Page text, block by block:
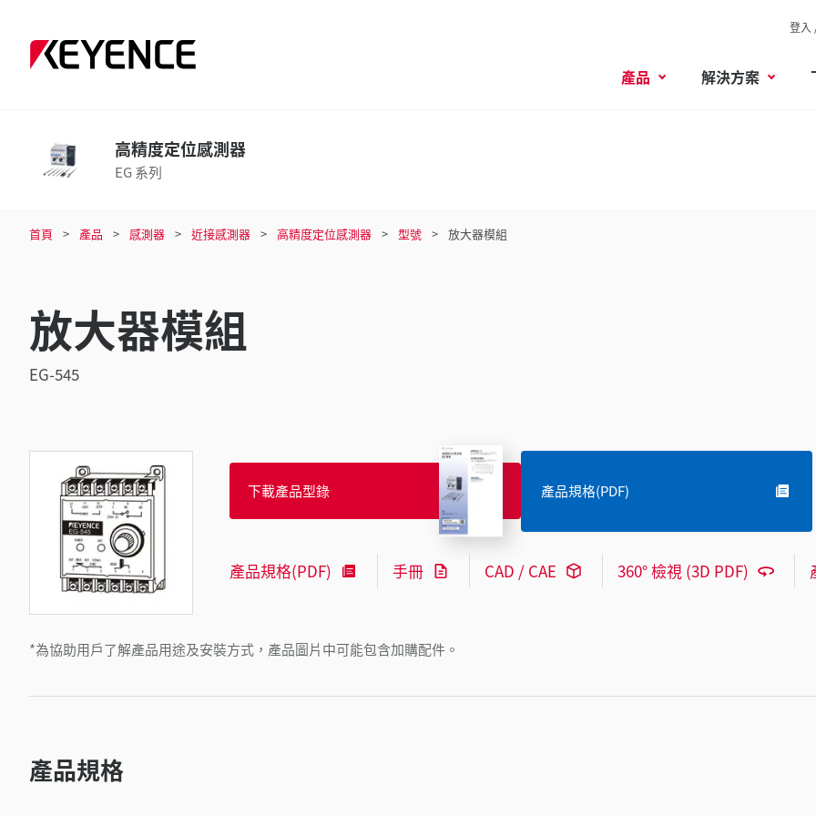
登入
產品 解決方案
高精度定位感測器
EG 系列
首頁 產品 感測器 近接感測器 高精度定位感測器 型號 放大器模組
放大器模組
EG-545
*為協助用戶了解產品用途及安裝方式，產品圖片中可能包含加購配件。
下載產品型錄 產品規格(PDF)
產品規格(PDF) 手冊 CAD / CAE 360° 檢視 (3D PDF)
產品規格